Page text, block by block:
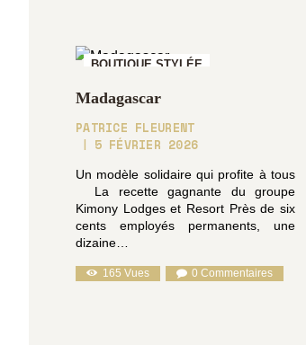
BOUTIQUE STYLÉE
Madagascar
PATRICE FLEURENT
5 FÉVRIER 2026
Un modèle solidaire qui profite à tous
La recette gagnante du groupe
Kimony Lodges et Resort Près de six
cents employés permanents, une
dizaine…
165 Vues 0 Commentaires